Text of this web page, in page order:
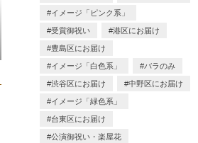
イメージ「ピンク系」
受賞御祝い 港区にお届け
豊島区にお届け
イメージ「白色系」 バラのみ
渋谷区にお届け 中野区にお届け
イメージ「緑色系」
台東区にお届け
公演御祝い・楽屋花